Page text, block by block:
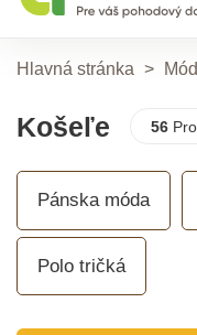
Hlavná stránka >
Košeľe 56
Pánska móda
Polo tričká